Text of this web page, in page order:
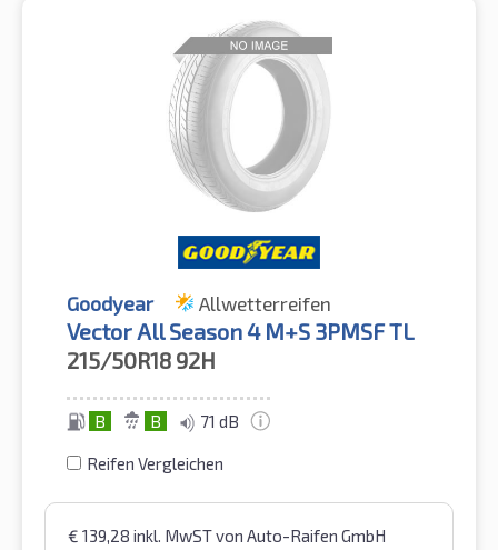
Goodyear Allwetterreifen
Vector All Season 4 M+S 3PMSF TL
215/50R18 92H
B B 71 dB
Reifen Vergleichen
€ 139,28 inkl. MwSTvon Auto-Raifen GmbH